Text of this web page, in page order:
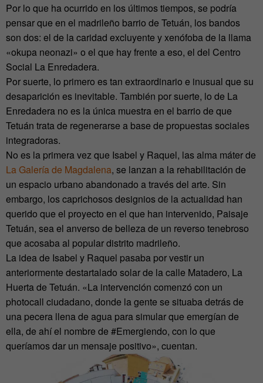
Por lo que ha ocurrido en los últimos tiempos, se podría
pensar que en el madrileño barrio de Tetuán, los bandos
son dos: el de la caridad excluyente y xenófoba de la llama
«okupa neonazi» o el que hay frente a eso, el del Centro
Social La Enredadera.
Por suerte, lo primero es tan extraordinario e inusual que su
desaparición es inevitable. También por suerte, lo de La
Enredadera no es la única muestra en el barrio de que
Tetuán trata de regenerarse a base de propuestas sociales
integradoras.
No es la primera vez que Isabel y Raquel, las alma máter de
La Galería de Magdalena, se lanzan a la rehabilitación de
un espacio urbano abandonado a través del arte. Sin
embargo, los caprichosos designios de la actualidad han
querido que el proyecto en el que han intervenido, Paisaje
Tetuán, sea el anverso de belleza de un reverso tenebroso
que acosaba al popular distrito madrileño.
La idea de Isabel y Raquel pasaba por vestir un
anteriormente destartalado solar de la calle Matadero, La
Huerta de Tetuán. «La intervención comenzó con un
photocall ciudadano, donde la gente se situaba detrás de
una pecera llena de agua para simular que emergían de
ella, de ahí el nombre de #Emergiendo, con lo que
queríamos dar un mensaje positivo», cuentan.